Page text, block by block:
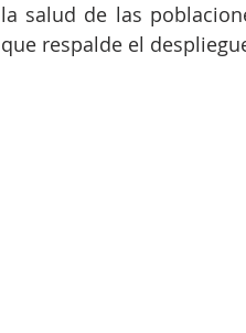
la salud de las
que respalde el